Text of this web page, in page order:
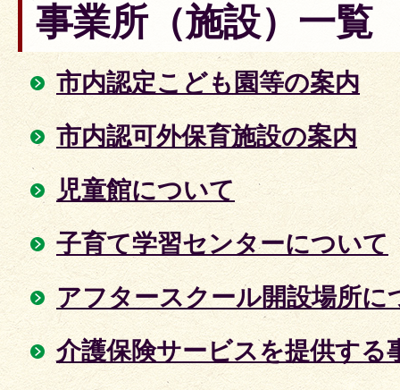
事業所（施設）一覧
市内認定こども園等の案内
市内認可外保育施設の案内
児童館について
子育て学習センターについて
アフタースクール開設場所に
介護保険サービスを提供する